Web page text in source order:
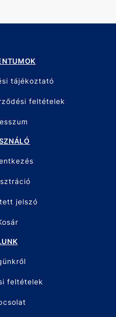
tájékoztató
feltételek
jelszó
feltételek